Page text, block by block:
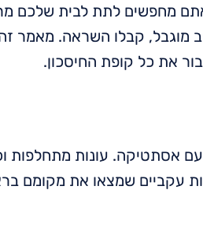
מחפשים לתת לבית שלכם
מוגבל, קבלו השראה. מאמר
את כל קופת החיסכון.
עם אסתטיקה. עונות מתחלפות
עקביים שמצאו את מקומם